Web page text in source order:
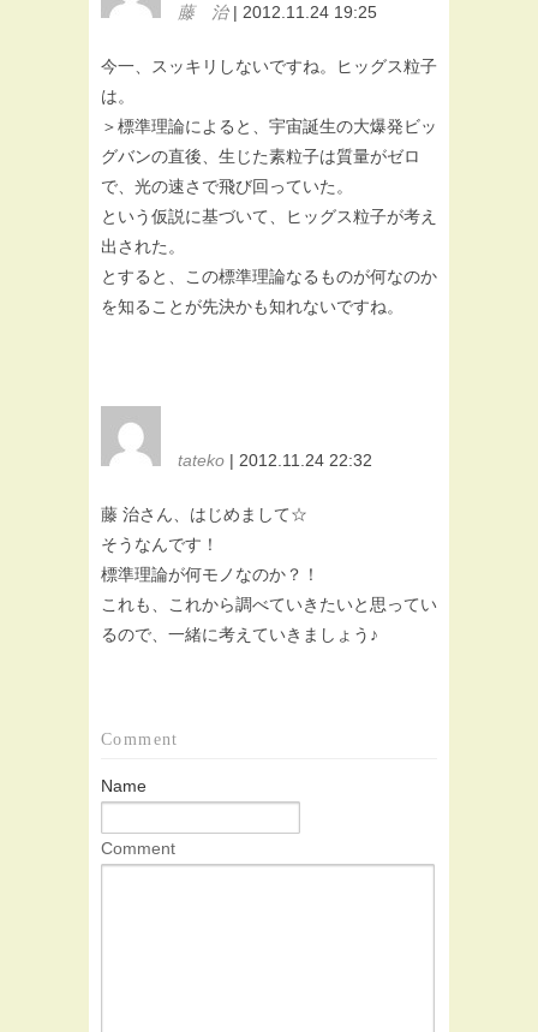
藤 治| 2012.11.24 19:25
今一、スッキリしないですね。ヒッグス粒子
は。
＞標準理論によると、宇宙誕生の大爆発ビッ
グバンの直後、生じた素粒子は質量がゼロ
で、光の速さで飛び回っていた。
という仮説に基づいて、ヒッグス粒子が考え
出された。
とすると、この標準理論なるものが何なのか
を知ることが先決かも知れないですね。
tateko | 2012.11.24 22:32
藤 治さん、はじめまして☆
そうなんです！
標準理論が何モノなのか？！
これも、これから調べていきたいと思ってい
るので、一緒に考えていきましょう♪
Comment
Name
Comment